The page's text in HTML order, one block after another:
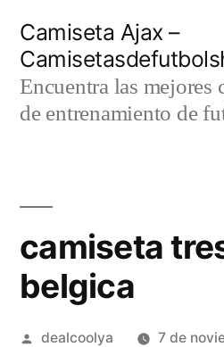
contenido
Camiseta Ajax –
Encuentra las mejores
de entrenamiento de
camiseta
belgica
Publicado
dealcoolya 7 de